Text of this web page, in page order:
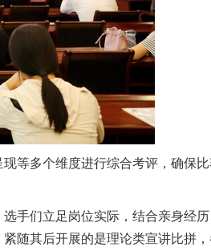
等多个维度进行综合考评，确保
手们立足岗位实际，结合亲身经
随其后开展的是理论类宣讲比拼